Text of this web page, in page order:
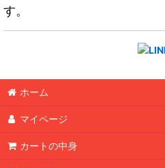
す。
ホーム
マイページ
カートの中身